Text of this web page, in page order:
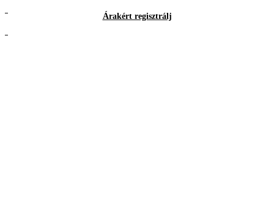
Árakért regisztrálj